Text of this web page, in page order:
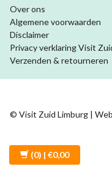
Over ons
Algemene voorwaarden
Disclaimer
Privacy verklaring Visit
Verzenden & retourneren
© Visit Zuid Limburg |
(0) | €0,00